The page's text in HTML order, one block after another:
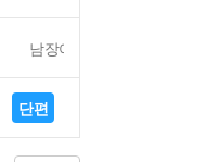
남장여자
단편